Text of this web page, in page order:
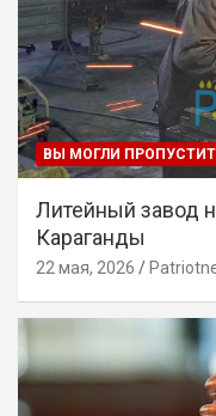
ВЫ МОГЛИ
Литейный завод
Караганды
22 мая, 2026